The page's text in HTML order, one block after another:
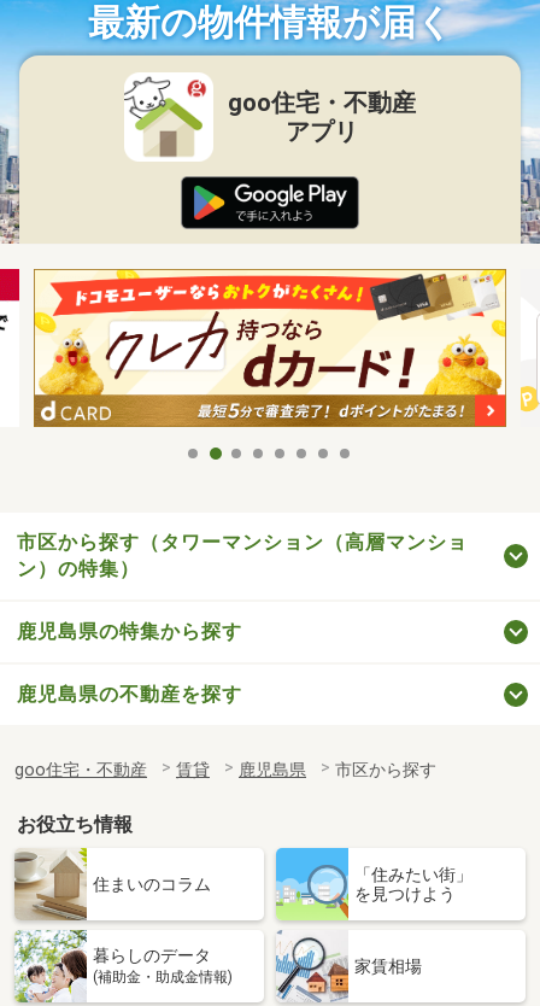
最新の物件情報が届く
goo住宅・不動産
アプリ
市区から探す（タワーマンション（高層マンショ
ン）の特集）
鹿児島県の特集から探す
鹿児島県の不動産を探す
goo住宅・不動産 賃貸 鹿児島県 市区から探す
お役立ち情報
住まいのコラム
「住みたい街」
を見つけよう
暮らしのデータ
(補助金・助成金情報)
家賃相場